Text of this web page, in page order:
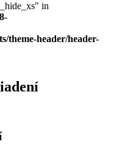
in
theme-header/header-